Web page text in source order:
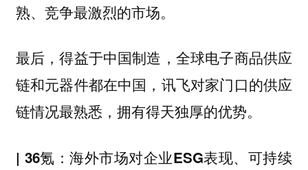
熟、竞争最激烈的市场。
最后，得益于中国制造，全球电子商品供应
链和元器件都在中国，讯飞对家门口的供应
链情况最熟悉，拥有得天独厚的优势。
| 36氪：海外市场对企业ESG表现、可持续